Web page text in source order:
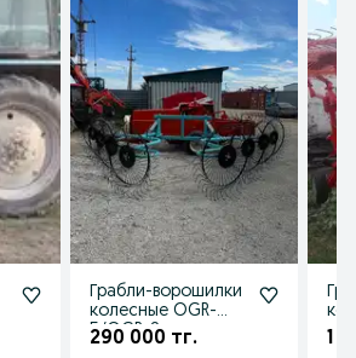
Грабли-ворошилки
колесные OGR-
5/OGR-8 – склад в
290 000 тг. 1